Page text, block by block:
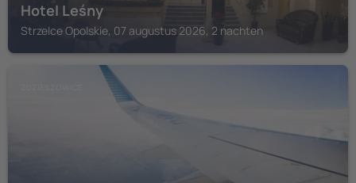
Hotel Leśny
Strzelce Opolskie, 07 augustus 2026, 2 nachten